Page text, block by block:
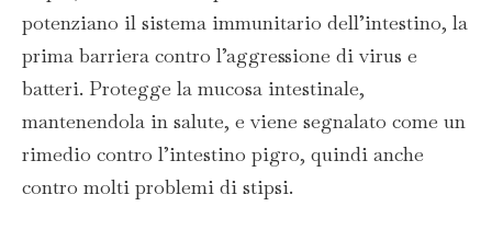
potenziano il sistema immunitario dell’intestino, la
prima barriera contro l’aggressione di virus e
batteri. Protegge la mucosa intestinale,
mantenendola in salute, e viene segnalato come un
rimedio contro l’intestino pigro, quindi anche
contro molti problemi di stipsi.